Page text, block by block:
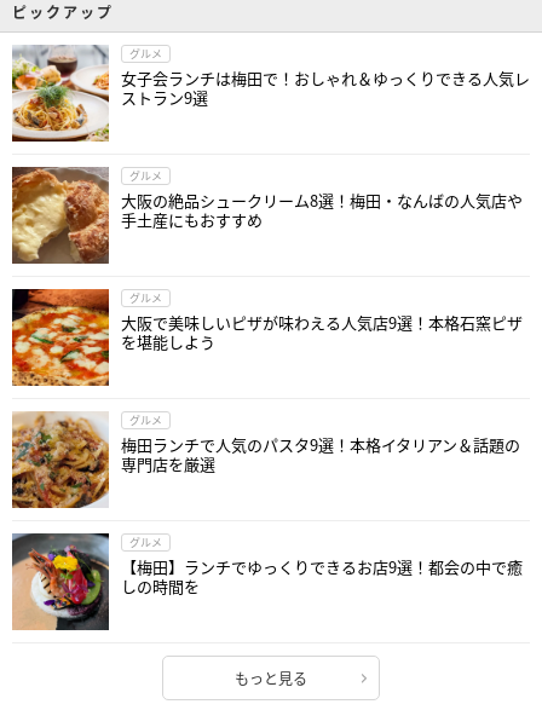
ピックアップ
グルメ
女子会ランチは梅田で！おしゃれ＆ゆっくりできる人気レ
ストラン9選
グルメ
大阪の絶品シュークリーム8選！梅田・なんばの人気店や
手土産にもおすすめ
グルメ
大阪で美味しいピザが味わえる人気店9選！本格石窯ピザ
を堪能しよう
グルメ
梅田ランチで人気のパスタ9選！本格イタリアン＆話題の
専門店を厳選
グルメ
【梅田】ランチでゆっくりできるお店9選！都会の中で癒
しの時間を
もっと見る